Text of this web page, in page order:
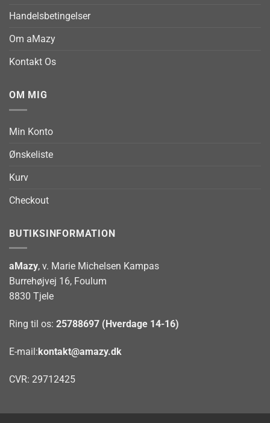
Handelsbetingelser
Om aMazy
Kontakt Os
OM MIG
Min Konto
Ønskeliste
Kurv
Checkout
BUTIKSINFORMATION
aMazy, v. Marie Michelsen Kampas
Burrehøjvej 16, Foulum
8830 Tjele
Ring til os: 25788697 (Hverdage 14-16)
E-mail:kontakt@amazy.dk
CVR: 29712425